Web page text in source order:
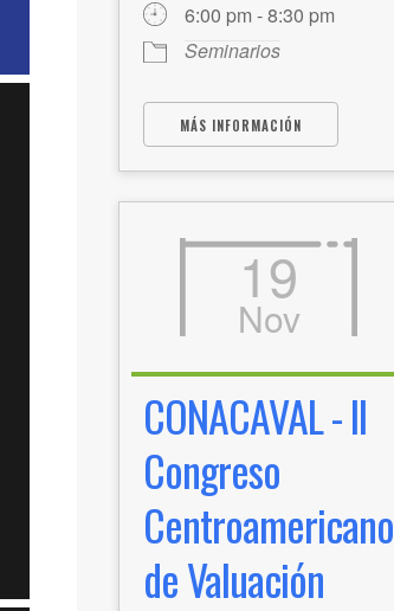
6:00 pm - 8:30 pm
Seminarios
MÁS INFORMACIÓN
19
Nov
CONACAVAL - II
Congreso
Centroamericano
de Valuación